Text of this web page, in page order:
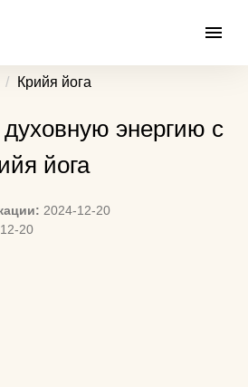
Крийя йога
энергию с
йога
2024-12-20
20